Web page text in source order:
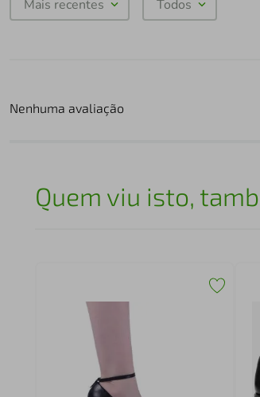
Mais recentes Todos
Nenhuma avaliação
Quem viu isto,